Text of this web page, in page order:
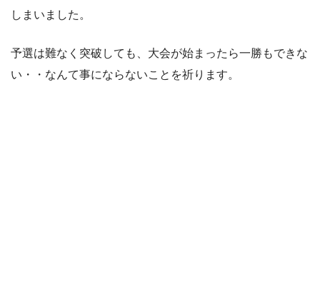
しまいました。
予選は難なく突破しても、大会が始まったら一勝もできな
い・・なんて事にならないことを祈ります。